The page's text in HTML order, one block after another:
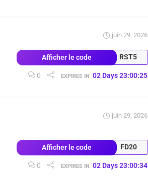
juin 29, 2026
Afficher le code RST5
0 EXPIRES IN 02 Days 23:00:24
juin 29, 2026
Afficher le code FD20
0 EXPIRES IN 02 Days 23:00:33